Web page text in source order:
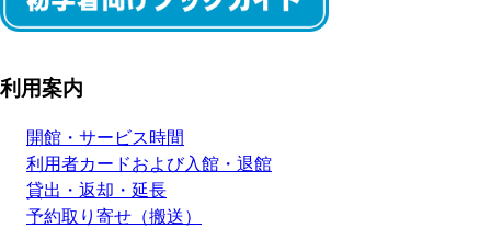
利用案内
開館・サービス時間
利用者カードおよび入館・退館
貸出・返却・延長
予約取り寄せ（搬送）